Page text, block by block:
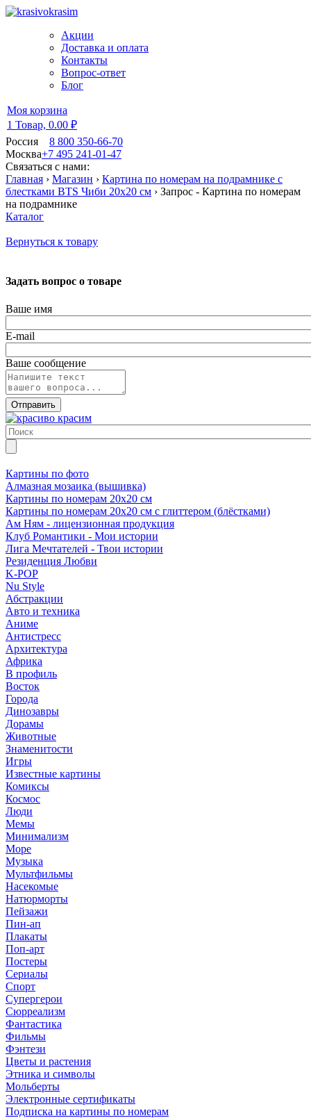
Акции
Доставка и оплата
Контакты
Вопрос-ответ
Блог
Моя корзина
1 Товар, 0.00 ₽
Россия
8 800 350-66-70
Москва+7 495 241-01-47
Связаться с нами:
Главная › Магазин › Картина по номерам на подрамнике с
блестками BTS Чиби 20х20 см › Запрос - Картина по номерам
на подрамнике
Каталог
Вернуться к товару
Задать вопрос о товаре
Ваше имя
E-mail
Ваше сообщение
Картины по фото
Алмазная мозаика (вышивка)
Картины по номерам 20х20 см
Картины по номерам 20х20 см с глиттером (блёстками)
Ам Ням - лицензионная продукция
Клуб Романтики - Мои истории
Лига Мечтателей - Твои истории
Резиденция Любви
K-POP
Nu Style
Абстракции
Авто и техника
Аниме
Антистресс
Архитектура
Африка
В профиль
Восток
Города
Динозавры
Дорамы
Животные
Знаменитости
Игры
Известные картины
Комиксы
Космос
Люди
Мемы
Минимализм
Море
Музыка
Мультфильмы
Насекомые
Натюрморты
Пейзажи
Пин-ап
Плакаты
Поп-арт
Постеры
Сериалы
Спорт
Супергерои
Сюрреализм
Фантастика
Фильмы
Фэнтези
Цветы и растения
Этника и символы
Мольберты
Электронные сертификаты
Подписка на картины по номерам